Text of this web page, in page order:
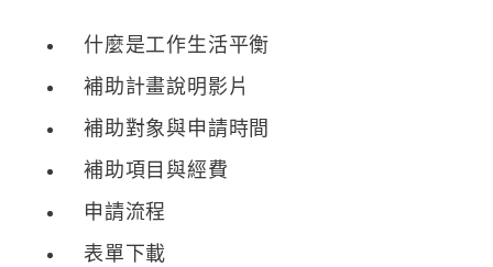
什麼是工作生活平衡
補助計畫說明影片
補助對象與申請時間
補助項目與經費
申請流程
表單下載